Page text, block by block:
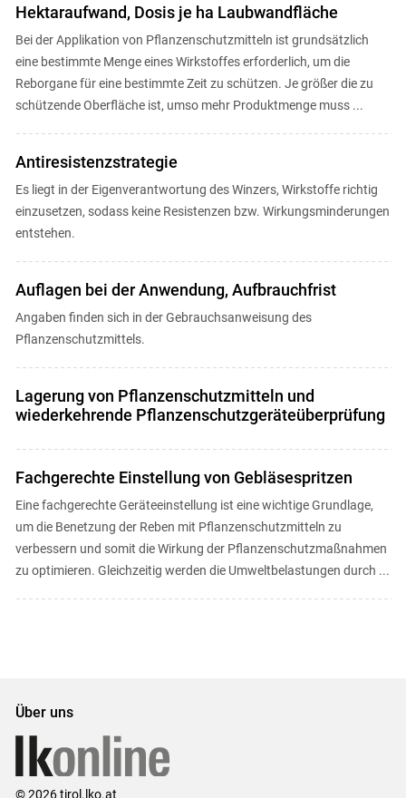
Hektaraufwand, Dosis je ha Laubwandfläche
Bei der Applikation von Pflanzenschutzmitteln ist grundsätzlich
eine bestimmte Menge eines Wirkstoffes erforderlich, um die
Reborgane für eine bestimmte Zeit zu schützen. Je größer die zu
schützende Oberfläche ist, umso mehr Produktmenge muss ...
Antiresistenzstrategie
Es liegt in der Eigenverantwortung des Winzers, Wirkstoffe richtig
einzusetzen, sodass keine Resistenzen bzw. Wirkungsminderungen
entstehen.
Auflagen bei der Anwendung, Aufbrauchfrist
Angaben finden sich in der Gebrauchsanweisung des
Pflanzenschutzmittels.
Lagerung von Pflanzenschutzmitteln und
wiederkehrende Pflanzenschutzgeräteüberprüfung
Fachgerechte Einstellung von Gebläsespritzen
Eine fachgerechte Geräteeinstellung ist eine wichtige Grundlage,
um die Benetzung der Reben mit Pflanzenschutzmitteln zu
verbessern und somit die Wirkung der Pflanzenschutzmaßnahmen
zu optimieren. Gleichzeitig werden die Umweltbelastungen durch ...
Über uns
© 2026 tirol.lko.at